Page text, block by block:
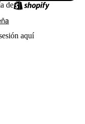
de
aquí